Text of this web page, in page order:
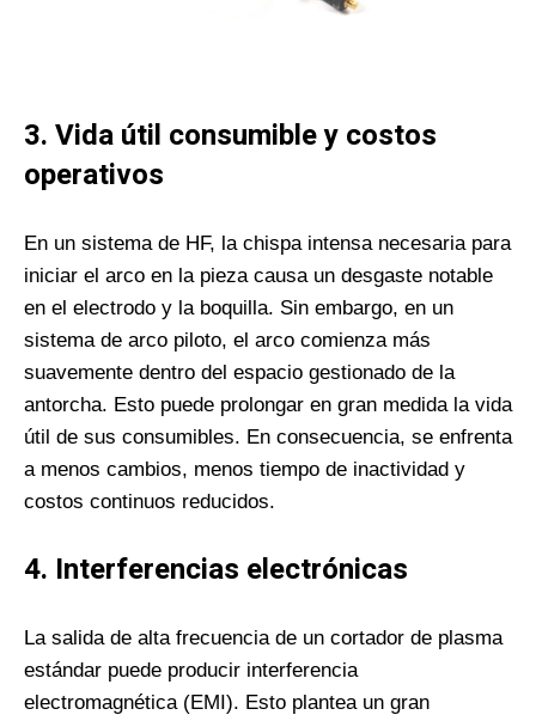
3. Vida útil consumible y costos
operativos
En un sistema de HF, la chispa intensa necesaria para
iniciar el arco en la pieza causa un desgaste notable
en el electrodo y la boquilla. Sin embargo, en un
sistema de arco piloto, el arco comienza más
suavemente dentro del espacio gestionado de la
antorcha. Esto puede prolongar en gran medida la vida
útil de sus consumibles. En consecuencia, se enfrenta
a menos cambios, menos tiempo de inactividad y
costos continuos reducidos.
4. Interferencias electrónicas
La salida de alta frecuencia de un cortador de plasma
estándar puede producir interferencia
electromagnética (EMI). Esto plantea un gran